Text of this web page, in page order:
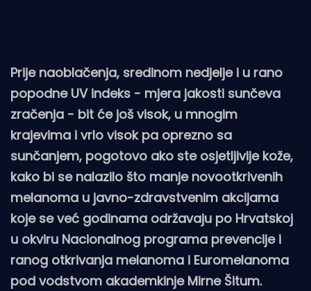
Prije naoblačenja, sredinom nedjelje i u rano
popodne UV indeks - mjera jakosti sunčeva
zračenja - bit će još visok, u mnogim
krajevima i vrlo visok pa oprezno sa
sunčanjem, pogotovo ako ste osjetljivije kože,
kako bi se nalazilo što manje novootkrivenih
melanoma u javno-zdravstvenim akcijama
koje se već godinama održavaju po Hrvatskoj
u okviru Nacionalnog programa prevencije i
ranog otkrivanja melanoma i Euromelanoma
pod vodstvom akademkinje Mirne Šitum.